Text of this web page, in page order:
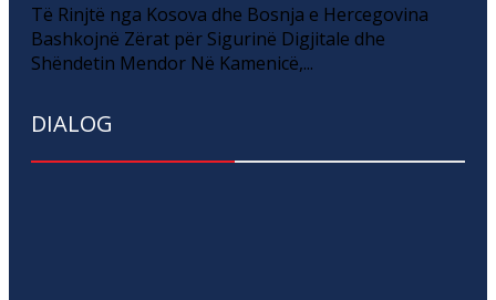
Të Rinjtë nga Kosova dhe Bosnja e Hercegovina
Bashkojnë Zërat për Sigurinë Digjitale dhe
Shëndetin Mendor Në Kamenicë,...
DIALOG